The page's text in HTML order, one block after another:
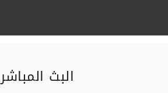
البث المباشر